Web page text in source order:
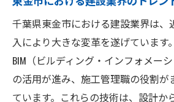
千葉県東金市における建設業界は、
入により大きな変革を遂げています
BIM（ビルディング・インフォメー
の活用が進み、施工管理職の役割が
ています。これらの技術は、設計か